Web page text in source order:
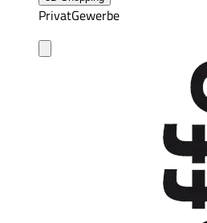
PrivatGewerbe